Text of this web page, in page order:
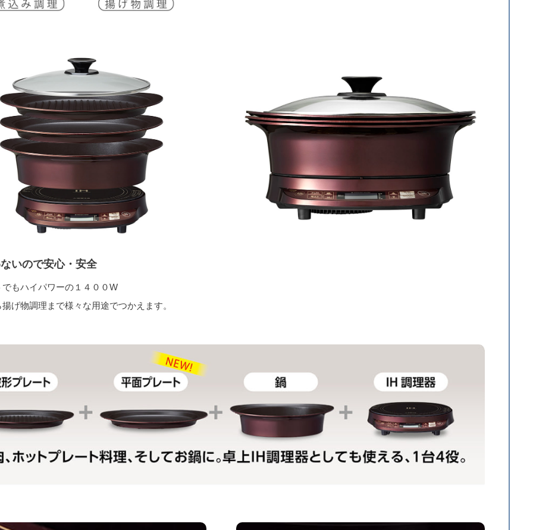
いので安心・安全
もハイパワーの１４００W
げ物調理まで様々な用途でつかえます。